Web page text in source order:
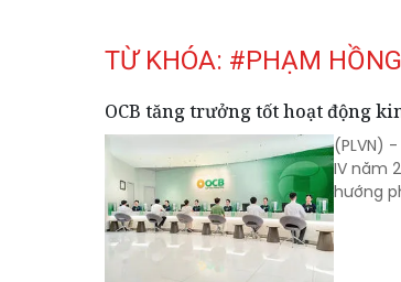
TỪ KHÓA: #PHẠM
OCB tăng trưởng tốt hoạt động
(PLVN)
IV năm
hướng